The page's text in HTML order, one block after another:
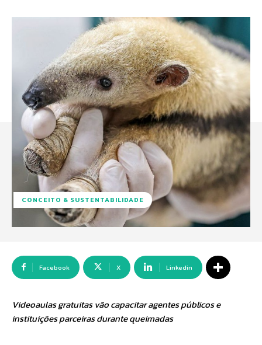
CONCEITO & SUSTENTABILIDADE
Facebook X Linkedin
Videoaulas gratuitas vão capacitar agentes públicos e
instituições parceiras durante queimadas